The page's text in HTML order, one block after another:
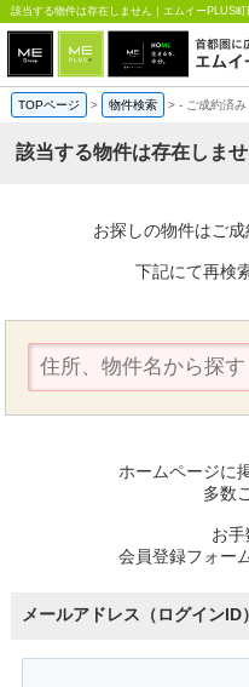
該当する物件は存在しません｜エムイーPLUS町
TOPページ > 物件検索 >- ご成約済み
該当する物件は存在しま
お探しの物件はご成
下記にて再検
ホームページに
多数
お手
会員登録フォー
メールアドレス（ログインID）